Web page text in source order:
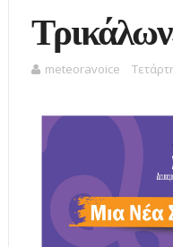
meteoravoice